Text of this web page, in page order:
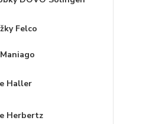
Felco
Haller
Herbertz